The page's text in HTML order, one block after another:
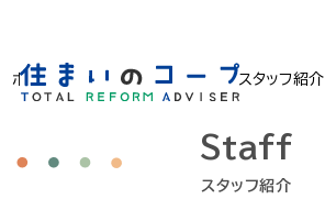
ホーム > コープ住宅について >スタッフ紹介
Staff
スタッフ紹介